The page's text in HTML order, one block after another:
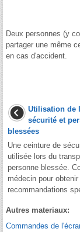
Deux personnes (y
partager une même
en cas d'accident.
Utilisation de
sécurité et
blessées
Une ceinture de
utilisée lors du
personne blessée.
médecin pour obtenir
recommandations
Autres materiaux:
Commandes de